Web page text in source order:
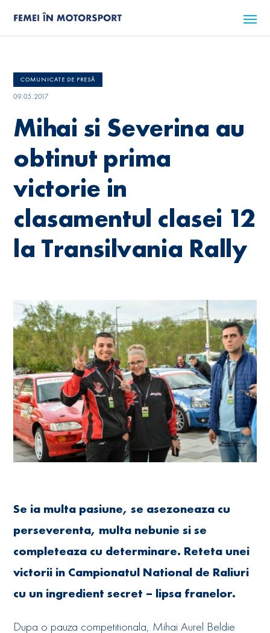
COMUNICATE DE PRESĂ
09.05.2017
Mihai si Severina au
obtinut prima
victorie in
clasamentul clasei 12
la Transilvania Rally
Se ia multa pasiune, se asezoneaza cu
perseverenta, multa nebunie si se
completeaza cu determinare. Reteta unei
victorii in Campionatul National de Raliuri
cu un ingredient secret – lipsa franelor.
Dupa o pauza competitionala, Mihai Aurel Beldie